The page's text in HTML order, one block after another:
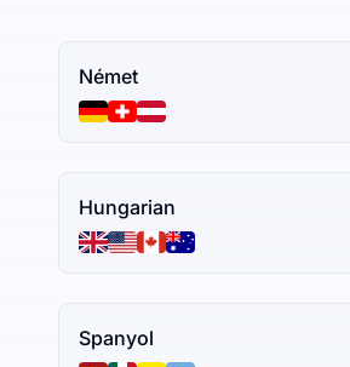
Német
Hungarian
Spanyol